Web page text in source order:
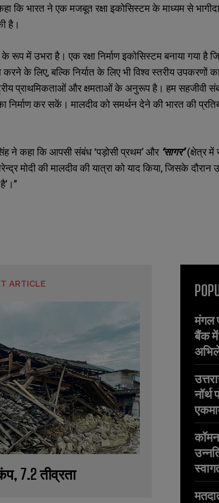
कि भारत ने एक मजबूत रक्षा इकोसिस्‍टम के माध्यम से
है।
के रूप में उभरा है। एक रक्षा निर्माण इकोसिस्‍टम बनाया गया है
करने के लिए,बल्कि निर्यात के लिए भी विश्व स्तरीय उपकरणों
प्राथमिकताओं और क्षमताओं के अनुरूप है। हम सहजीवी
कर सकें। मालदीव को समर्थन देने की भारत की
ने कहा कि आपसी संबंध ‘पड़ोसी प्रथम’ और ‘सागर’(क्षेत्र
मोदी की मालदीव की यात्रा को याद किया,जिसके दौरान
ARTICLE
7.2 तीव्रता
मंगल
बैंक में